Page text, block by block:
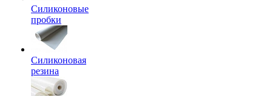
Силиконовые
пробки
Силиконовая
резина